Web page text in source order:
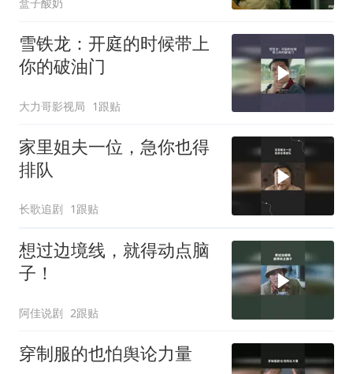
雪铁龙：开庭的时候带上
你的破油门
大力哥影视局 1跟贴
家里姐夫一位，急你也得
排队
长歌追剧 1跟贴
想过边境线，就得动点脑
子！
阿佳说剧 2跟贴
穿制服的也怕舆论力量